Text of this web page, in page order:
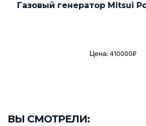
Газовый генератор Mitsui
Цена: 410000₽
ВЫ СМОТРЕЛИ: